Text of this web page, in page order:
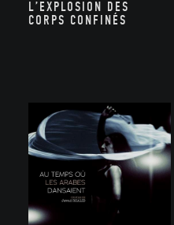
L’EXPLOSION DES
CORPS CONFINÉS